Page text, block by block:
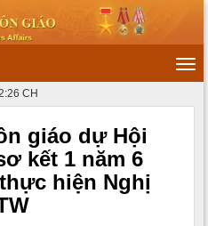
CH
giáo dự Hội
kết 1 năm 6
hiện Nghị